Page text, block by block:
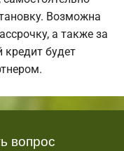
Возможна
а также за
кредит будет
вопрос